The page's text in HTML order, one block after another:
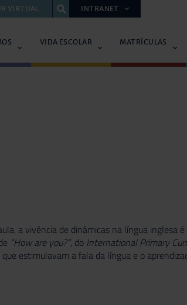
VIRTUAL INTRANET
VIDA ESCOLAR MATRÍCULAS
a vivência de dinâmicas na língua inglesa
“How are you?”, do International Primary
estimulavam a fala da língua e o